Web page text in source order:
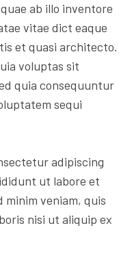
ab illo inventore
vitae dict eaque
et quasi architecto.
voluptas sit
quia consequuntur
sequi
adipiscing
ut labore et
minim veniam, quis
nisi ut aliquip ex